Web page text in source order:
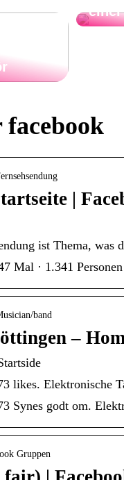
|
ist Thema, was
Mal · 1.341
band
–
likes. Elektronische
Synes godt om.
Gruppen